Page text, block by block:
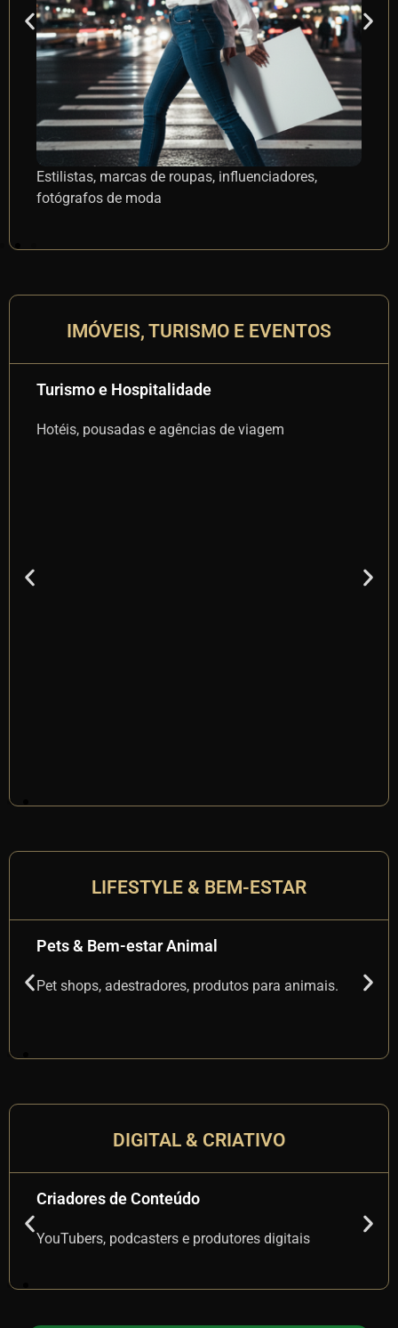
Chefs, restaurantes, nutricionistas, marcas de
alimentos
IMÓVEIS, TURISMO E EVENTOS
Imóveis e Construção
LIFESTYLE & BEM-ESTAR
Fitness e Nutrição
Personal trainers, nutricionistas, academias e
DIGITAL & CRIATIVO
Infoprodutores
Cursos online, ebooks e produtos digitais